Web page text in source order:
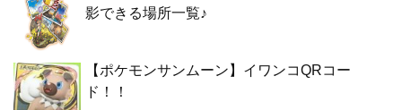
影できる場所一覧♪
【ポケモンサンムーン】イワンコQRコー
ド！！